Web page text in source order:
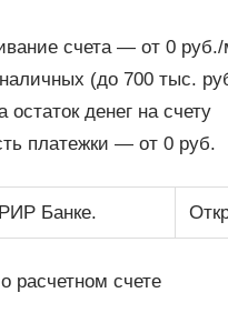
счета — от 0 руб./
(до 700 тыс.
остаток денег на счету
платежки — от 0 руб.
Банке.
расчетном счете